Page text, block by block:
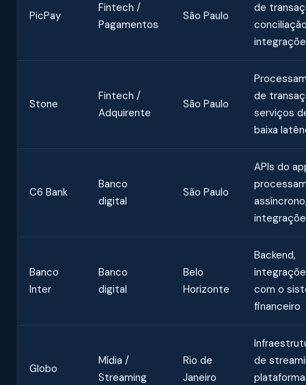
PicPay
Fintech /
Pagamentos
São Paulo
de
Stone
Fintech /
Adquirente
São Paulo
de
serviços
baixa
C6 Bank
Banco
digital
São Paulo
APIs do
Banco
Inter
Banco
digital
Belo
Horizonte
Backend,
com o
financeiro
Globo
Mídia /
Streaming
Rio de
Janeiro
de